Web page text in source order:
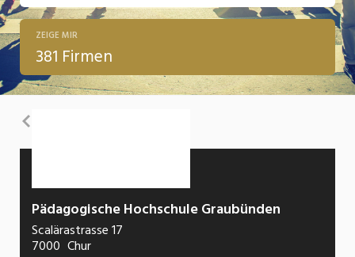
ZEIGE MIR
381 Firmen
Pädagogische Hochschule Graubünden
Scalärastrasse 17
7000 Chur